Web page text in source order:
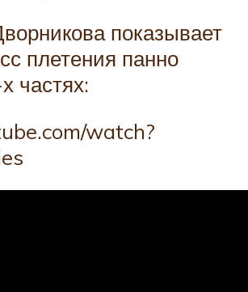
показывает
плетения панно
частях:
watch?